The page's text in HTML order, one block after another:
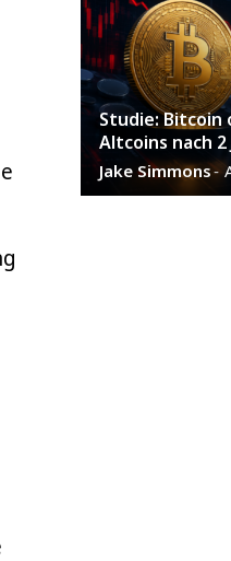
Studie:
Altcoins nach 2
Jake Simmons-